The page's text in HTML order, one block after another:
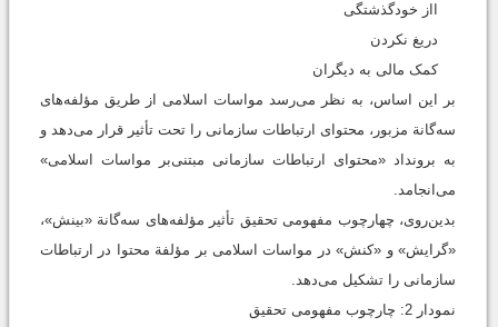
ااز خودگذشتگی
دریغ نکردن
کمک مالی به دیگران
بر این اساس، به نظر می‌رسد مواسات اسلامی از طریق مؤلفه‌های
سه‌گانة مزبور، محتوای ارتباطات سازمانی را تحت تأثیر قرار می‌دهد و
به برونداد «محتوای ارتباطات سازمانی مبتنی‌بر مواسات اسلامی»
می‌انجامد.
بدین‌روی، چهارچوب مفهومی تحقیق تأثیر مؤلفه‌های سه‌گانة «بینش»،
«گرایش» و «کنش» در مواسات اسلامی بر مؤلفة محتوا در ارتباطات
سازمانی را تشکیل می‌دهد.
نمودار 2: چارچوب مفهومی تحقیق